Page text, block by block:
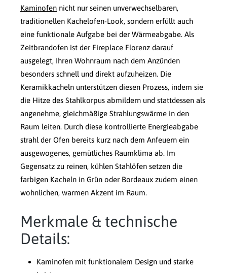
Kaminofen nicht nur seinen unverwechselbaren,
traditionellen Kachelofen-Look, sondern erfüllt auch
eine funktionale Aufgabe bei der Wärmeabgabe. Als
Zeitbrandofen ist der Fireplace Florenz darauf
ausgelegt, Ihren Wohnraum nach dem Anzünden
besonders schnell und direkt aufzuheizen. Die
Keramikkacheln unterstützen diesen Prozess, indem sie
die Hitze des Stahlkorpus abmildern und stattdessen als
angenehme, gleichmäßige Strahlungswärme in den
Raum leiten. Durch diese kontrollierte Energieabgabe
strahl der Ofen bereits kurz nach dem Anfeuern ein
ausgewogenes, gemütliches Raumklima ab. Im
Gegensatz zu reinen, kühlen Stahlöfen setzen die
farbigen Kacheln in Grün oder Bordeaux zudem einen
wohnlichen, warmen Akzent im Raum.
Merkmale & technische
Details:
Kaminofen mit funktionalem Design und starke